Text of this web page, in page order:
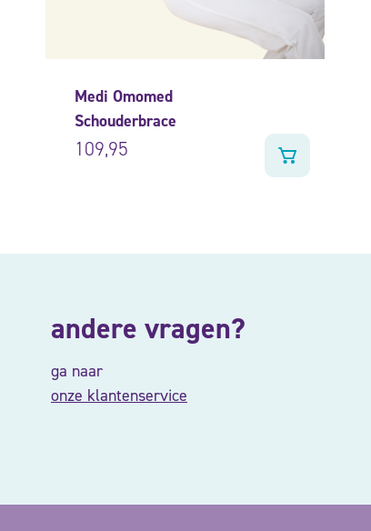
Medi Omomed
Schouderbrace
109,95
andere vragen?
ga naar
onze klantenservice